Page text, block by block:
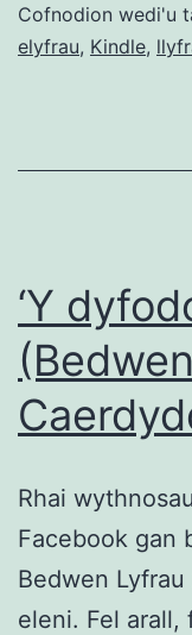
Cofnodion wedi'u
elyfrau, Kindle,
‘Y
Rhai
Facebook gan
Bedwen
eleni. Fel arall,